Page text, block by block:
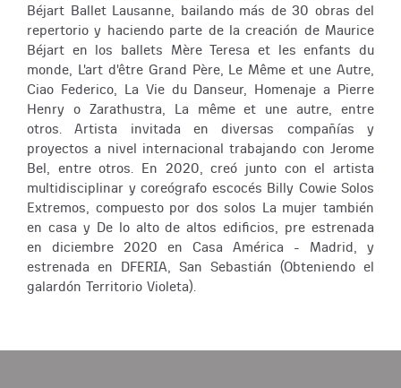
Béjart Ballet Lausanne, bailando más de 30 obras del
repertorio y haciendo parte de la creación de Maurice
Béjart en los ballets Mère Teresa et les enfants du
monde, L'art d'être Grand Père, Le Même et une Autre,
Ciao Federico, La Vie du Danseur, Homenaje a Pierre
Henry o Zarathustra, La même et une autre, entre
otros. Artista invitada en diversas compañías y
proyectos a nivel internacional trabajando con Jerome
Bel, entre otros. En 2020, creó junto con el artista
multidisciplinar y coreógrafo escocés Billy Cowie Solos
Extremos, compuesto por dos solos La mujer también
en casa y De lo alto de altos edificios, pre estrenada
en diciembre 2020 en Casa América - Madrid, y
estrenada en DFERIA, San Sebastián (Obteniendo el
galardón Territorio Violeta).